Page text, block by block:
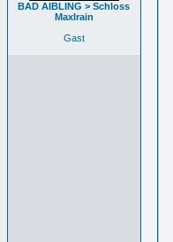
BAD AIBLING > Schloss
Maxlrain
Gast